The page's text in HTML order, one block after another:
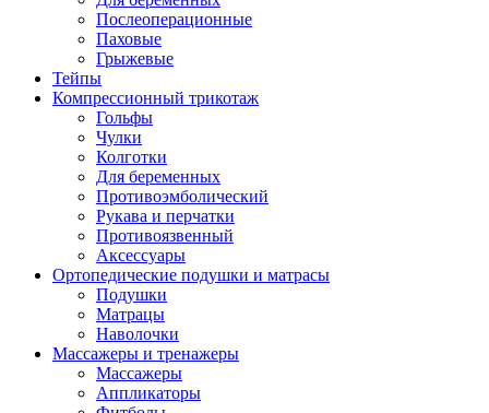
Послеоперационные
Паховые
Грыжевые
Тейпы
Компрессионный трикотаж
Гольфы
Чулки
Колготки
Для беременных
Противоэмболический
Рукава и перчатки
Противоязвенный
Аксессуары
Ортопедические подушки и матрасы
Подушки
Матрацы
Наволочки
Массажеры и тренажеры
Массажеры
Аппликаторы